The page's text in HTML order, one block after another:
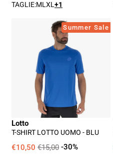
TAGLIE:MLXL+1
T-
Shirt
Lotto
Uomo
Summer Sale
Lotto
T-SHIRT LOTTO UOMO - BLU
€10,50 €15,00 -30%